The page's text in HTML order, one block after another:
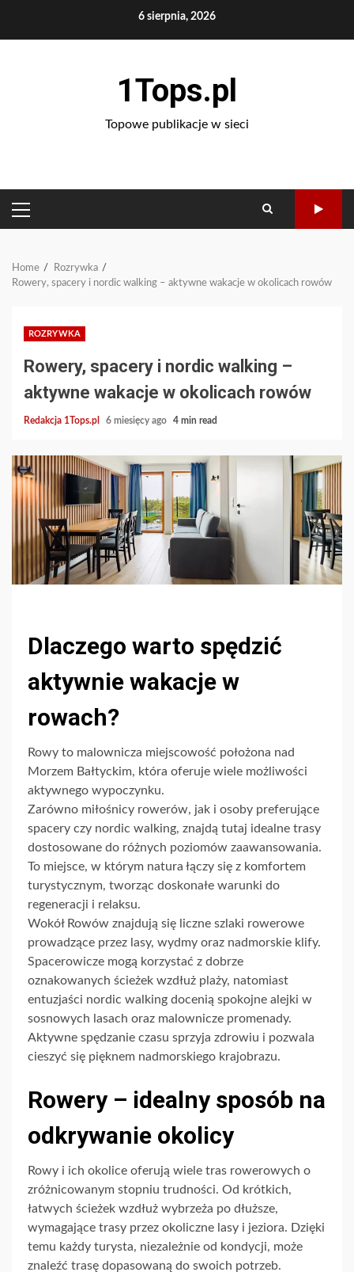
6 sierpnia, 2026
1Tops.pl
Topowe publikacje w sieci
PRIMARY
MENU
Home
Rozrywka
Rowery, spacery i nordic walking – aktywne wakacje w okolicach rowów
ROZRYWKA
Rowery, spacery i nordic walking –
aktywne wakacje w okolicach rowów
Redakcja 1Tops.pl 6 miesięcy ago 4 min read
Dlaczego warto spędzić
aktywnie wakacje w
rowach?
Rowy to malownicza miejscowość położona nad
Morzem Bałtyckim, która oferuje wiele możliwości
aktywnego wypoczynku.
Zarówno miłośnicy rowerów, jak i osoby preferujące
spacery czy nordic walking, znajdą tutaj idealne trasy
dostosowane do różnych poziomów zaawansowania.
To miejsce, w którym natura łączy się z komfortem
turystycznym, tworząc doskonałe warunki do
regeneracji i relaksu.
Wokół Rowów znajdują się liczne szlaki rowerowe
prowadzące przez lasy, wydmy oraz nadmorskie klify.
Spacerowicze mogą korzystać z dobrze
oznakowanych ścieżek wzdłuż plaży, natomiast
entuzjaści nordic walking docenią spokojne alejki w
sosnowych lasach oraz malownicze promenady.
Aktywne spędzanie czasu sprzyja zdrowiu i pozwala
cieszyć się pięknem nadmorskiego krajobrazu.
Rowery – idealny sposób na
odkrywanie okolicy
Rowy i ich okolice oferują wiele tras rowerowych o
zróżnicowanym stopniu trudności. Od krótkich,
łatwych ścieżek wzdłuż wybrzeża po dłuższe,
wymagające trasy przez okoliczne lasy i jeziora. Dzięki
temu każdy turysta, niezależnie od kondycji, może
znaleźć trasę dopasowaną do swoich potrzeb.